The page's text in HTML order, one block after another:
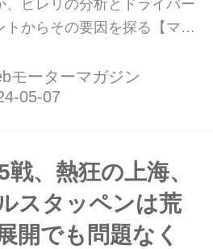
、ピレリの分析とドライバー
トからその要因を探る【マイ
6戦マイアミGP決勝がアメ
ロリダ州マイアミ・インター
ランド・ノリス(マクラーレ
て2位となった。フェルスタ
大きなトラブルやリタイアも
モーターマガジン
戦、熱狂の上海、
スタッペンは荒
開でも問題なく